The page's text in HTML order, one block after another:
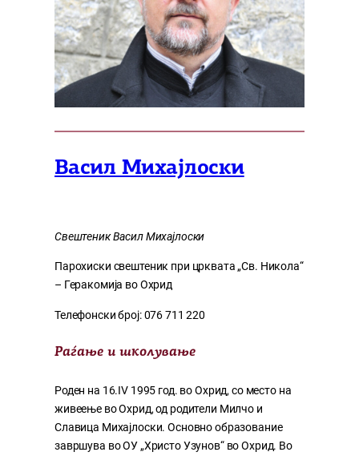
Васил Михајлоски
Свештеник Васил Михајлоски
Парохиски свештеник при црквата „Св. Никола“
– Геракомија во Охрид
Телефонски број: 076 711 220
Раѓање и школување
Роден на 16.IV 1995 год. во Охрид, со место на
живеење во Охрид, од родители Милчо и
Славица Михајлоски. Основно образование
завршува во ОУ „Христо Узунов“ во Охрид. Во